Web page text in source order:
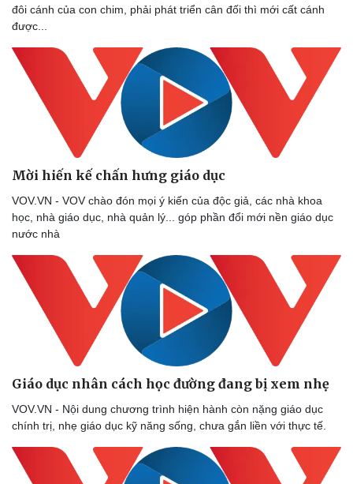
đôi cánh của con chim, phải phát triển cân đối thì mới cất cánh
được...
Mời hiến kế chấn hưng giáo dục
VOV.VN - VOV chào đón mọi ý kiến của độc giả, các nhà khoa
học, nhà giáo dục, nhà quản lý... góp phần đổi mới nền giáo dục
nước nhà
Giáo dục nhân cách học đường đang bị xem nhẹ
VOV.VN - Nội dung chương trình hiện hành còn nặng giáo dục
chính trị, nhẹ giáo dục kỹ năng sống, chưa gắn liền với thực tế.